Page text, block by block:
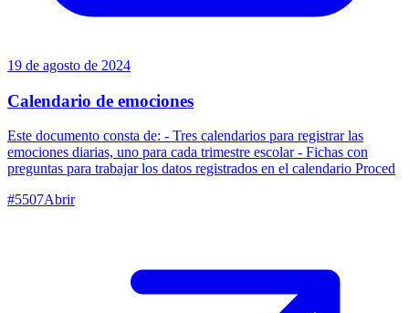
19 de agosto de 2024
Calendario de emociones
Este documento consta de: - Tres calendarios para registrar las
emociones diarias, uno para cada trimestre escolar - Fichas con
preguntas para trabajar los datos registrados en el calendario Proced
#5507Abrir